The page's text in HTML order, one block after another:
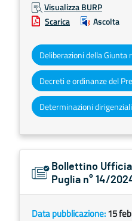
Visualizza BURP
Scarica
Ascolta
Deliberazioni della Giunta
Bollettino
Puglia n° 14/
Data pubblicazione:15